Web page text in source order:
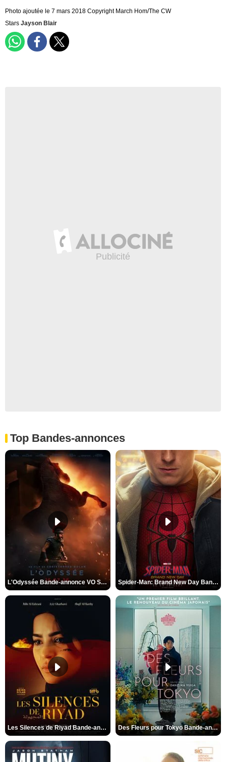
Photo ajoutée le 7 mars 2018 Copyright March Hom/The CW
Stars Jayson Blair
Top Bandes-annonces
L'Odyssée Bande-annonce VO STFR Spider-Man: Brand New Day Bande-annonce VO STFR
Les Silences de Riyad Bande-annonce VO STFR Des Fleurs pour Tokyo Bande-annonce VO STFR